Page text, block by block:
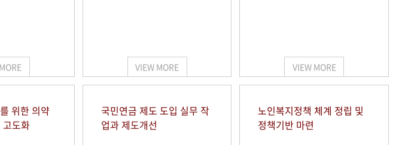
VIEW MORE VIEW MORE
위한 의약
도화
국민연금 제도 도입 실무 작
업과 제도개선
노인복지정책 체계 정립 및
정책기반 마련